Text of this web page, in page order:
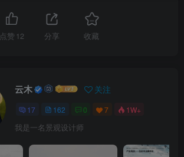
点赞 12 分享 收藏
云木 关注
17 162 0 7 1W+
我是一名景观设计师